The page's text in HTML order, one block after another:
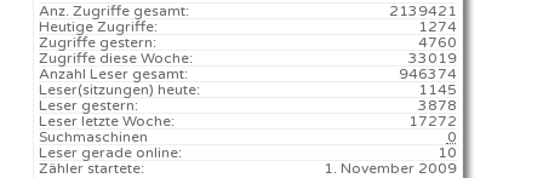
2139421
Anz. Zugriffe gesamt:
1274
Heutige Zugriffe:
4760
Zugriffe gestern:
33019
Zugriffe diese Woche:
946374
Anzahl Leser gesamt:
1145️
Leser(sitzungen) heute:
3878
Leser gestern:
17272️
Leser letzte Woche:
0
Suchmaschinen
10
Leser gerade online:
1. November 2009
Zähler startete: